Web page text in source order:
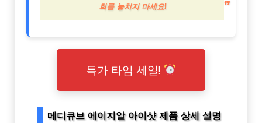
회를 놓치지 마세요!
특가 타임 세일!
메디큐브 에이지알 아이샷 제품 상세 설명